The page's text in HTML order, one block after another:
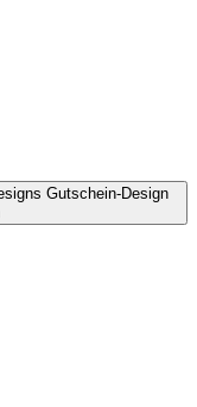
Gutschein-Design